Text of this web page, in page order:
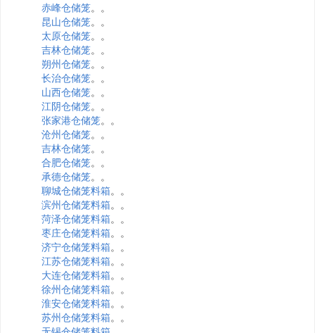
赤峰仓储笼。。
昆山仓储笼。。
太原仓储笼。。
吉林仓储笼。。
朔州仓储笼。。
长治仓储笼。。
山西仓储笼。。
江阴仓储笼。。
张家港仓储笼。。
沧州仓储笼。。
吉林仓储笼。。
合肥仓储笼。。
承德仓储笼。。
聊城仓储笼料箱。。
滨州仓储笼料箱。。
菏泽仓储笼料箱。。
枣庄仓储笼料箱。。
济宁仓储笼料箱。。
江苏仓储笼料箱。。
大连仓储笼料箱。。
徐州仓储笼料箱。。
淮安仓储笼料箱。。
苏州仓储笼料箱。。